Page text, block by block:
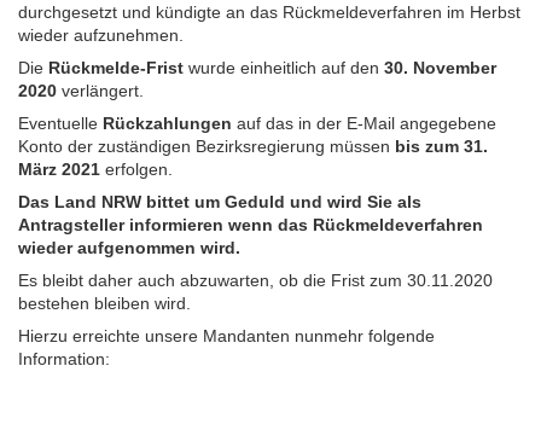
durchgesetzt und kündigte an das Rückmeldeverfahren im Herbst
wieder aufzunehmen.
Die Rückmelde-Frist wurde einheitlich auf den 30. November
2020 verlängert.
Eventuelle Rückzahlungen auf das in der E-Mail angegebene
Konto der zuständigen Bezirksregierung müssen bis zum 31.
März 2021 erfolgen.
Das Land NRW bittet um Geduld und wird Sie als
Antragsteller informieren wenn das Rückmeldeverfahren
wieder aufgenommen wird.
Es bleibt daher auch abzuwarten, ob die Frist zum 30.11.2020
bestehen bleiben wird.
Hierzu erreichte unsere Mandanten nunmehr folgende
Information: